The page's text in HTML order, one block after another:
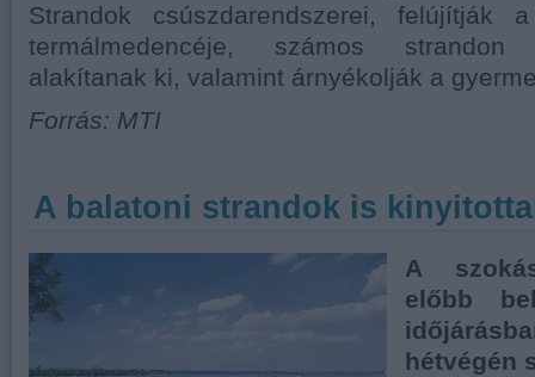
Strandok csúszdarendszerei, felújítják
termálmedencéje, számos strandon
alakítanak ki, valamint árnyékolják a
Forrás: MTI
A balatoni strandok is
A
előbb
hétvégén